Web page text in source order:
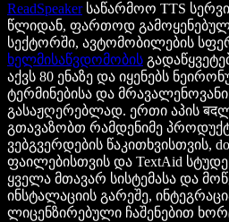
ReadSpeakerსაწარმოო TTS
წლიდან, ფართოდ
სექტორში, ავტომობილების
ხელმისაწვდომობის
აქვს 80 ენაზე და იყენებს
ტერმინებისა და
გასაჟღერებლად. ერთი აპის
გთავაზობთ რამდენიმე
ვებგვერდების წაკითხვისთვის,
ფაილებისთვის და TextAid
ყველა მთავარ სისტემასა და
ინსტალაციის გარეშე,
ლიცენზირებული ჩაშენებით